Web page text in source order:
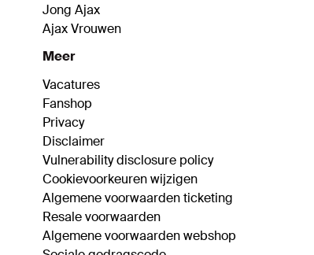
Jong Ajax
Ajax Vrouwen
Meer
Vacatures
Fanshop
Privacy
Disclaimer
Vulnerability disclosure policy
Cookievoorkeuren wijzigen
Algemene voorwaarden ticketing
Resale voorwaarden
Algemene voorwaarden webshop